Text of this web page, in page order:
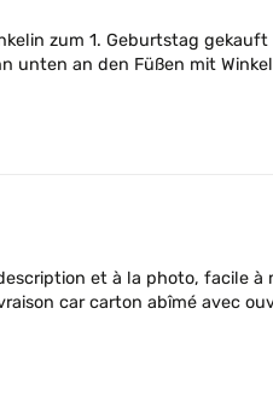
zum 1. Geburtstag
unten an den Füßen mit
et à la photo, facile
car carton abîmé avec